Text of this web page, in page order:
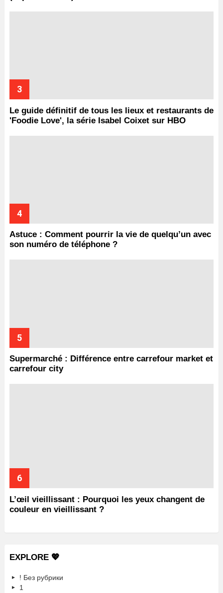
Le guide définitif de tous les lieux et restaurants de
'Foodie Love', la série Isabel Coixet sur HBO
Astuce : Comment pourrir la vie de quelqu’un avec
son numéro de téléphone ?
Supermarché : Différence entre carrefour market et
carrefour city
L’œil vieillissant : Pourquoi les yeux changent de
couleur en vieillissant ?
EXPLORE 💖
! Без рубрики
1